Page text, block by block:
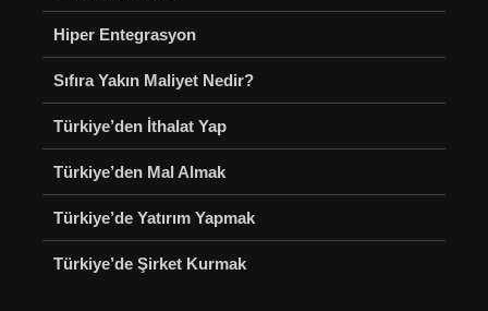
Hiper Entegrasyon
Sıfıra Yakın Maliyet Nedir?
Türkiye’den İthalat Yap
Türkiye’den Mal Almak
Türkiye’de Yatırım Yapmak
Türkiye’de Şirket Kurmak